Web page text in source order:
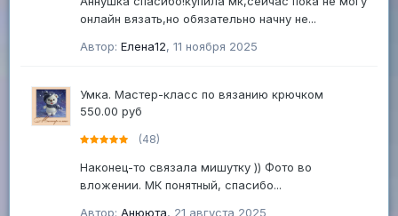
онлайн вязать,но обязательно начну не...
Автор: Елена12, 11 ноября 2025
Умка. Мастер-класс по вязанию крючком
550.00 руб
(48)
Наконец-то связала мишутку )) Фото во
вложении. МК понятный, спасибо...
Автор: Анююта, 21 августа 2025